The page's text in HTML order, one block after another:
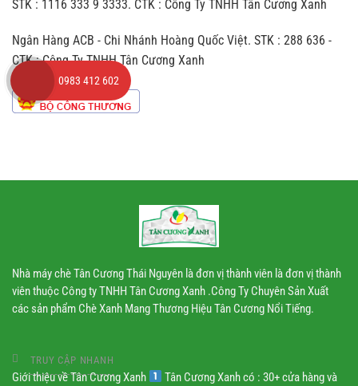
để
hương
vị
với
trà
sản
STK : 1116 333 9 3333. CTK : Công Ty TNHH Tân Cương Xanh
Ngân Hàng ACB - Chi Nhánh Hoàng Quốc Việt. STK : 288 636 -
CTK : Công Ty TNHH Tân Cương Xanh
Nhà máy chè Tân Cương Thái Nguyên là đơn vị thành viên là đơn vị thành
viên thuộc Công ty TNHH Tân Cương Xanh .Công Ty Chuyên Sản Xuất
các sản phẩm Chè Xanh Mang Thương Hiệu Tân Cương Nổi Tiếng.
TRUY CẬP NHANH
Giới thiệu về Tân Cương Xanh
Tân Cương Xanh có : 30+ cửa hàng và
0983 412 602